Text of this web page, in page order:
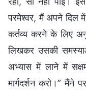
परमेश्वर, मैं अपने दिल
कर्तव्य करने के लिए
लिखकर उसकी
अभ्यास में लाने में
मार्गदर्शन करो।” मैंने